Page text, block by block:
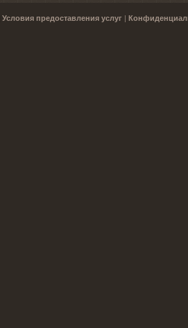
Условия предоставления услуг |